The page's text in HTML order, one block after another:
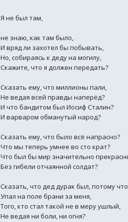
Я не был там,
не знаю, как там было,
И вряд ли захотел бы побывать,
Но, собираясь к деду на могилу,
Скажите, что я должен передать?
Сказать ему, что миллионы пали,
Не ведая всей правды наперёд?
И что бандитом был Иосиф Сталин?
И варваром обманутый народ?
Сказать ему, что было всё напрасно?
Что мы теперь умнее во сто крат?
Что был бы мир значительно
Без гибели отчаянной солдат?
Сказать, что дед дурак был, потому что
Упал на поле брани за меня,
Того, кто стал такой не в меру ушлый,
Не ведая ни боли, ни огня?